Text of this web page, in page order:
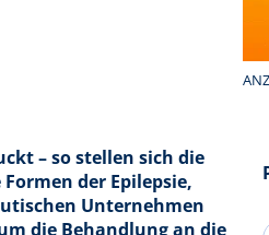
– so stellen sich die
der Epilepsie,
Unternehmen
die Behandlung an die